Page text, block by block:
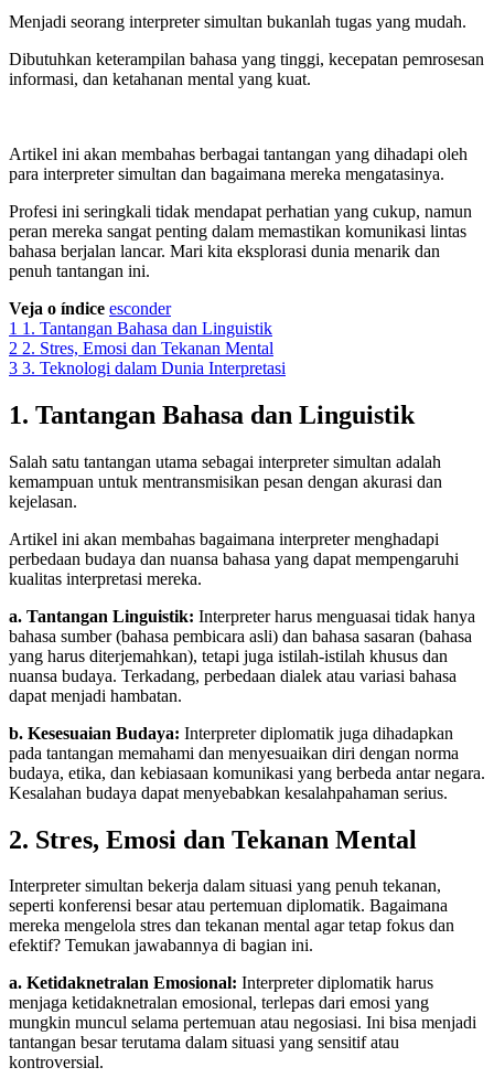
Menjadi seorang interpreter simultan bukanlah tugas yang mudah.
Dibutuhkan keterampilan bahasa yang tinggi, kecepatan pemrosesan
informasi, dan ketahanan mental yang kuat.
Artikel ini akan membahas berbagai tantangan yang dihadapi oleh
para interpreter simultan dan bagaimana mereka mengatasinya.
Profesi ini seringkali tidak mendapat perhatian yang cukup, namun
peran mereka sangat penting dalam memastikan komunikasi lintas
bahasa berjalan lancar. Mari kita eksplorasi dunia menarik dan
penuh tantangan ini.
Veja o índice esconder
1 1. Tantangan Bahasa dan Linguistik
2 2. Stres, Emosi dan Tekanan Mental
3 3. Teknologi dalam Dunia Interpretasi
1. Tantangan Bahasa dan Linguistik
Salah satu tantangan utama sebagai interpreter simultan adalah
kemampuan untuk mentransmisikan pesan dengan akurasi dan
kejelasan.
Artikel ini akan membahas bagaimana interpreter menghadapi
perbedaan budaya dan nuansa bahasa yang dapat mempengaruhi
kualitas interpretasi mereka.
a. Tantangan Linguistik: Interpreter harus menguasai tidak hanya
bahasa sumber (bahasa pembicara asli) dan bahasa sasaran (bahasa
yang harus diterjemahkan), tetapi juga istilah-istilah khusus dan
nuansa budaya. Terkadang, perbedaan dialek atau variasi bahasa
dapat menjadi hambatan.
b. Kesesuaian Budaya: Interpreter diplomatik juga dihadapkan
pada tantangan memahami dan menyesuaikan diri dengan norma
budaya, etika, dan kebiasaan komunikasi yang berbeda antar negara.
Kesalahan budaya dapat menyebabkan kesalahpahaman serius.
2. Stres, Emosi dan Tekanan Mental
Interpreter simultan bekerja dalam situasi yang penuh tekanan,
seperti konferensi besar atau pertemuan diplomatik. Bagaimana
mereka mengelola stres dan tekanan mental agar tetap fokus dan
efektif? Temukan jawabannya di bagian ini.
a. Ketidaknetralan Emosional: Interpreter diplomatik harus
menjaga ketidaknetralan emosional, terlepas dari emosi yang
mungkin muncul selama pertemuan atau negosiasi. Ini bisa menjadi
tantangan besar terutama dalam situasi yang sensitif atau
kontroversial.